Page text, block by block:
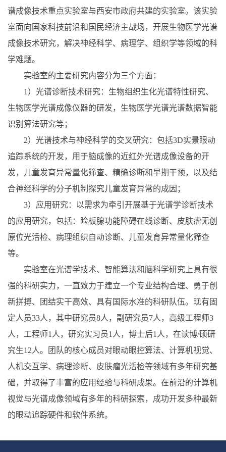
谱成像技术重点实验室与西安市政府共建的实验室。该实验
室面向国家科技前沿和国民经济主战场，开展生物医学光谱
成像技术研究，解决神经科学、病理学、组织学等领域的科
学难题。
实验室的主要研究内容分为三个方面：
1）光谱诊断技术研究：生物组织生化光谱特性研究、
生物医学光谱成像仪器的研发，生物医学光谱光谱数据智能
识别算法研究等；
2）光谱技术与神经科学的交叉研究：包括3D实景眼动
追踪系统的开发，用于脑成像的近红外光谱成像设备的开
发，儿童发育异常量化筛查、精确诊断和早期干预，以及结
合神经科学的分子机制探究儿童发育异常的成因；
3）应用研究：以需求为牵引开展基于光谱学诊断技术
的应用研究，包括：睑板腺功能障碍在线诊断、皮肤瘤无创
原位光活检、病理组织自动诊断、儿童发育异常量化筛查
等。
实验室在光谱学技术、智能算法和脑科学研究上具有很
强的科研实力，一直致力于建立一个专业结构合理、勇于创
新拼搏、团结实干高效、具有国际水准的科研队伍。现有固
定人员33人，其中研究员8人，副研究员7人，高级工程师3
人，工程师1人，研究实习员1人，博士后1人，在读博/硕研
究生12人。团队的核心成员对眼动眼控算法、计算机视觉、
人机交互学、病理诊断、皮肤瘤光活检等领域有多年研究基
础，并取得了丰富的应用经验与科研成果。在前沿的计算机
视觉与光谱成像领域有多年的科研探索，成功开发多种最新
的眼动追踪硬件和软件系统。